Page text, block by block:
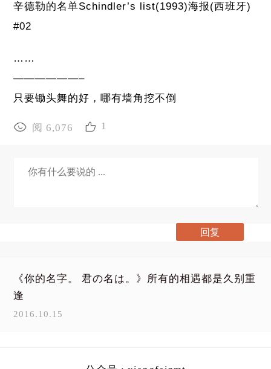
辛德勒的名单Schindler’s list(1993)海报(西班牙)
#02
……
——————–
只要锄头舞的好，哪有墙角挖不倒
阅 6,076 1
《你的名字。 君の名は。》所有的相遇都是久别重
逢
2016.10.15